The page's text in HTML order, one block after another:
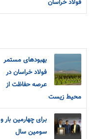
فولاد خراسان
بهبودهای مستمر
فولاد خراسان در
عرصه حفاظت از
محیط زیست
برای چهارمین بار و
سومین سال